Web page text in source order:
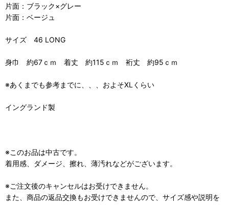
片面：ブラック×グレー
片面：ベージュ
サイズ 46 LONG
身巾 約67ｃｍ 着丈 約115ｃｍ 裄丈 約95ｃｍ
※あくまでも参考までに、、、およそXLくらい
イングランド製
※このお品は中古です。
着用感、ダメージ、擦れ、薄汚れなどがございます。
※ご注文後のキャンセルはお受けできません。
また、商品の返品交換もお受けできませんので、サイズ感や説明を